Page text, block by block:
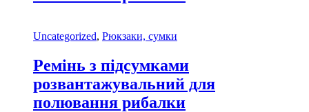
Uncategorized, Рюкзаки, сумки
Ремінь з підсумками
розвантажувальний для
полювання рибалки